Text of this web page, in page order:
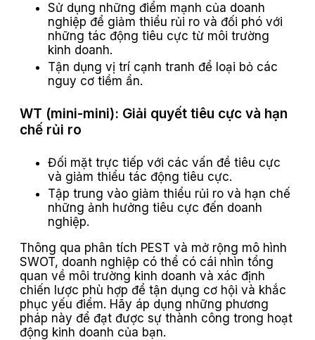
Sử dụng những điểm mạnh của doanh
nghiệp để giảm thiểu rủi ro và đối phó với
những tác động tiêu cực từ môi trường
kinh doanh.
Tận dụng vị trí cạnh tranh để loại bỏ các
nguy cơ tiềm ẩn.
WT (mini-mini): Giải quyết tiêu cực và hạn
chế rủi ro
Đối mặt trực tiếp với các vấn đề tiêu cực
và giảm thiểu tác động tiêu cực.
Tập trung vào giảm thiểu rủi ro và hạn chế
những ảnh hưởng tiêu cực đến doanh
nghiệp.
Thông qua phân tích PEST và mở rộng mô hình
SWOT, doanh nghiệp có thể có cái nhìn tổng
quan về môi trường kinh doanh và xác định
chiến lược phù hợp để tận dụng cơ hội và khắc
phục yếu điểm. Hãy áp dụng những phương
pháp này để đạt được sự thành công trong hoạt
động kinh doanh của bạn.